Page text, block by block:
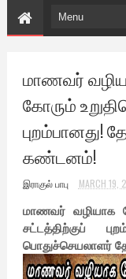
மாணவர்
கோரும்
புறம்பானது!
கண்டனம்!
இராகுல் பாபு MARCH 19,
மாணவர் வழியாக
சட்டத்திற்குப்
பொதுச்செயலாளர்